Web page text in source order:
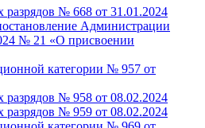
№ 668 от 31.01.2024
Администрации
№ 21 «О присвоении
категории № 957 от
разрядов № 958 от 08.02.2024
разрядов № 959 от 08.02.2024